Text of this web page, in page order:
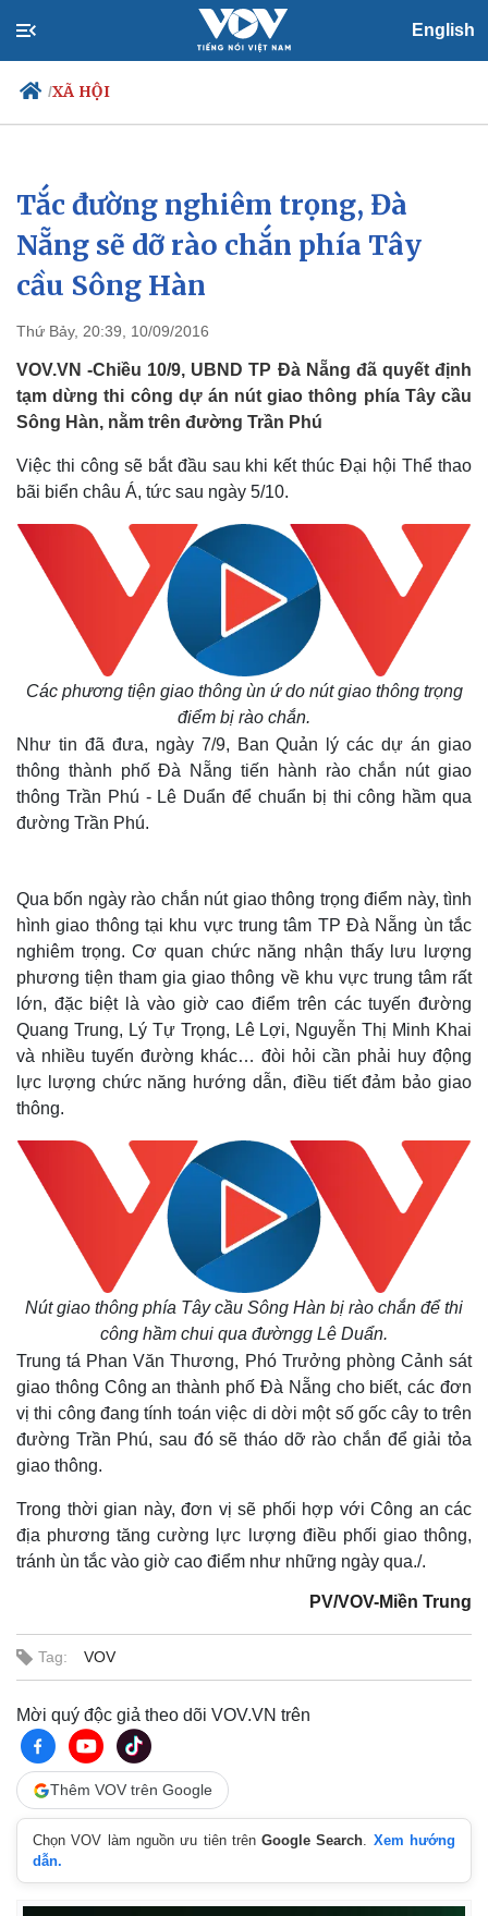
English
/XÃ HỘI
Chính trị
Đảng
Tổ chức nhân sự
Quốc hội
Nhận diện sự thật
Xã hội
Tin 24h
Dự báo thời tiết
Thế giới
Quan sát
Hồ sơ
E-Magazine
Tắc đường nghiêm trọng, Đà
Nẵng sẽ dỡ rào chắn phía Tây
cầu Sông Hàn
Thứ Bảy, 20:39, 10/09/2016
VOV.VN -Chiều 10/9, UBND TP Đà Nẵng đã quyết định
tạm dừng thi công dự án nút giao thông phía Tây cầu
Sông Hàn, nằm trên đường Trần Phú
Việc thi công sẽ bắt đầu sau khi kết thúc Đại hội Thể thao
bãi biển châu Á, tức sau ngày 5/10.
Các phương tiện giao thông ùn ứ do nút giao thông trọng
điểm bị rào chắn.
Như tin đã đưa, ngày 7/9, Ban Quản lý các dự án giao
thông thành phố Đà Nẵng tiến hành rào chắn nút giao
thông Trần Phú - Lê Duẩn để chuẩn bị thi công hầm qua
đường Trần Phú.
Qua bốn ngày rào chắn nút giao thông trọng điểm này, tình
hình giao thông tại khu vực trung tâm TP Đà Nẵng ùn tắc
nghiêm trọng. Cơ quan chức năng nhận thấy lưu lượng
phương tiện tham gia giao thông về khu vực trung tâm rất
lớn, đặc biệt là vào giờ cao điểm trên các tuyến đường
Quang Trung, Lý Tự Trọng, Lê Lợi, Nguyễn Thị Minh Khai
và nhiều tuyến đường khác… đòi hỏi cần phải huy động
lực lượng chức năng hướng dẫn, điều tiết đảm bảo giao
thông.
Nút giao thông phía Tây cầu Sông Hàn bị rào chắn để thi
công hầm chui qua đườngg Lê Duẩn.
Trung tá Phan Văn Thương, Phó Trưởng phòng Cảnh sát
giao thông Công an thành phố Đà Nẵng cho biết, các đơn
vị thi công đang tính toán việc di dời một số gốc cây to trên
đường Trần Phú, sau đó sẽ tháo dỡ rào chắn để giải tỏa
giao thông.
Trong thời gian này, đơn vị sẽ phối hợp với Công an các
địa phương tăng cường lực lượng điều phối giao thông,
tránh ùn tắc vào giờ cao điểm như những ngày qua./.
PV/VOV-Miền Trung
Tag: VOV
Mời quý độc giả theo dõi VOV.VN trên
Thêm VOV trên Google
Chọn VOV làm nguồn ưu tiên trênGoogle Search. Xem hướng
dẫn.